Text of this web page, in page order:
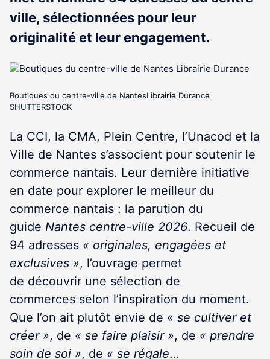
ville, sélectionnées pour leur
originalité et leur engagement.
Boutiques du centre-ville de NantesLibrairie Durance
SHUTTERSTOCK
La CCI, la CMA, Plein Centre, l’Unacod et la
Ville de Nantes s’associent pour soutenir le
commerce nantais. Leur dernière initiative
en date pour explorer le meilleur du
commerce nantais : la parution du
guide Nantes centre-ville 2026. Recueil de
94 adresses « originales, engagées et
exclusives », l’ouvrage permet
de découvrir une sélection de
commerces selon l’inspiration du moment.
Que l’on ait plutôt envie de « se cultiver et
créer », de « se faire plaisir », de « prendre
soin de soi », de « se régale…